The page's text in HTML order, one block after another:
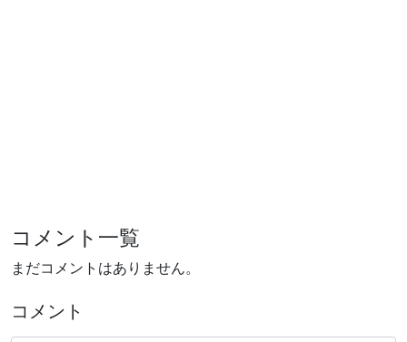
コメント一覧
まだコメントはありません。
コメント